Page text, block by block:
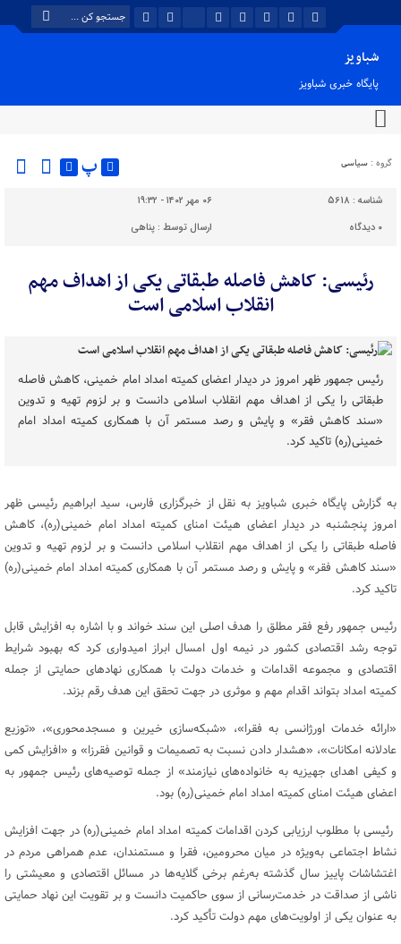
شباویز
پایگاه خبری شباویز
گروه : سیاسی پ
شناسه : 5618
۰۶ مهر ۱۴۰۲ - ۱۹:۳۲
۰ دیدگاه ارسال توسط :پناهی
رئیسی: کاهش فاصله طبقاتی یکی از اهداف مهم
انقلاب اسلامی است
رئیس جمهور ظهر امروز در دیدار اعضای کمیته امداد امام خمینی، کاهش فاصله
طبقاتی را یکی از اهداف مهم انقلاب اسلامی دانست و بر لزوم تهیه و تدوین
«سند کاهش فقر» و پایش و رصد مستمر آن با همکاری کمیته امداد امام
خمینی(ره) تاکید کرد.
به گزارش پایگاه خبری شباویز به نقل از خبرگزاری فارس، سید ابراهیم رئیسی ظهر
امروز پنجشنبه در دیدار اعضای هیئت امنای کمیته امداد امام خمینی(ره)، کاهش
فاصله طبقاتی را یکی از اهداف مهم انقلاب اسلامی دانست و بر لزوم تهیه و تدوین
«سند کاهش فقر» و پایش و رصد مستمر آن با همکاری کمیته امداد امام خمینی(ره)
تاکید کرد.
رئیس جمهور رفع فقر مطلق را هدف اصلی این سند خواند و با اشاره به افزایش قابل
توجه رشد اقتصادی کشور در نیمه اول امسال ابراز امیدواری کرد که بهبود شرایط
اقتصادی و مجموعه اقدامات و خدمات دولت با همکاری نهادهای حمایتی از جمله
کمیته امداد بتواند اقدام مهم و موثری در جهت تحقق این هدف رقم بزند.
«ارائه خدمات اورژانسی به فقرا»، «شبکه‌سازی خیرین و مسجدمحوری»، «توزیع
عادلانه امکانات»، «هشدار دادن نسبت به تصمیمات و قوانین فقرزا» و «افزایش کمی
و کیفی اهدای جهیزیه به خانواده‌های نیازمند» از جمله توصیه‌های رئیس جمهور به
اعضای هیئت امنای کمیته امداد امام خمینی(ره) بود.
رئیسی با مطلوب ارزیابی کردن اقدامات کمیته امداد امام خمینی(ره) در جهت افزایش
نشاط اجتماعی به‌ویژه در میان محرومین، فقرا و مستمندان، عدم همراهی مردم در
اغتشاشات پاییز سال گذشته به‌رغم برخی گلایه‌ها در مسائل اقتصادی و معیشتی را
ناشی از صداقت در خدمت‌رسانی از سوی حاکمیت دانست و بر تقویت این نهاد حمایتی
به عنوان یکی از اولویت‌های مهم دولت تأکید کرد.